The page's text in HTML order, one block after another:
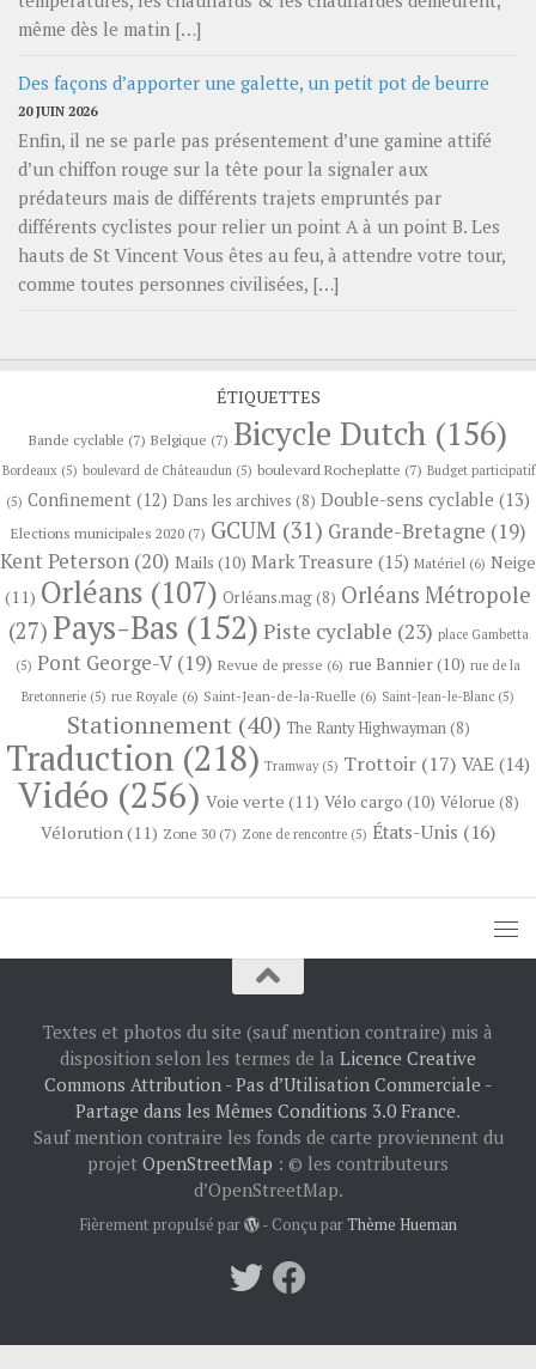
même dès le matin […]
Des façons d’apporter une galette, un petit pot de beurre
20 JUIN 2026
Enfin, il ne se parle pas présentement d’une gamine attifé
d’un chiffon rouge sur la tête pour la signaler aux
prédateurs mais de différents trajets empruntés par
différents cyclistes pour relier un point A à un point B. Les
hauts de St Vincent Vous êtes au feu, à attendre votre tour,
comme toutes personnes civilisées, […]
ÉTIQUETTES
Bande cyclable (7) Belgique (7) Bicycle Dutch (156)
Bordeaux(5) boulevard de Châteaudun(5) boulevard Rocheplatte (7) Budget participatif
(5) Confinement (12) Dans les archives (8) Double-sens cyclable (13)
Elections municipales 2020(7) GCUM (31) Grande-Bretagne (19)
Kent Peterson (20) Mails (10) Mark Treasure (15) Matériel (6) Neige
(11) Orléans (107) Orléans.mag (8) Orléans Métropole
(27) Pays-Bas (152) Piste cyclable (23) place Gambetta
(5) Pont George-V(19) Revue de presse (6) rue Bannier(10) rue de la
Bretonnerie (5) rue Royale (6) Saint-Jean-de-la-Ruelle (6) Saint-Jean-le-Blanc (5)
Stationnement (40) The Ranty Highwayman(8)
Traduction (218) Tramway(5) Trottoir (17) VAE (14)
Vidéo (256) Voie verte (11) Vélo cargo (10) Vélorue (8)
Vélorution(11) Zone 30 (7) Zone de rencontre (5) États-Unis (16)
Textes et photos du site (sauf mention contraire) mis à
disposition selon les termes de la Licence Creative
Commons Attribution - Pas d’Utilisation Commerciale -
Partage dans les Mêmes Conditions 3.0 France.
Sauf mention contraire les fonds de carte proviennent du
projet OpenStreetMap : © les contributeurs
d’OpenStreetMap.
Fièrement propulsé par - Conçu parThème Hueman